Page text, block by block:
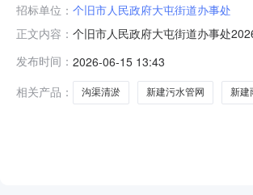
招标单位： 个旧市人民政府大屯街道办事处
正文内容： 个旧市人民政府大屯街道办事处
政府采购意向采购单位：个旧市人
175.0000
发布时间： 2026-06-15 13:43
相关产品：
沟渠清淤 新建污水管网 新建